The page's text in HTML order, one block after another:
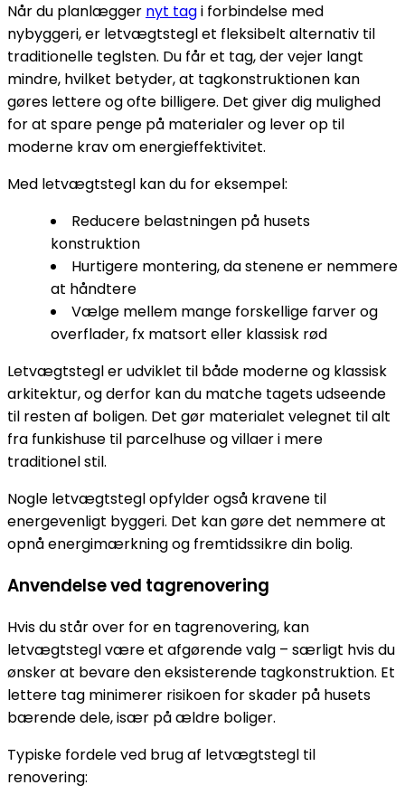
Når du planlægger nyt tagi forbindelse med
nybyggeri, er letvægtstegl et fleksibelt alternativ til
traditionelle teglsten. Du får et tag, der vejer langt
mindre, hvilket betyder, at tagkonstruktionen kan
gøres lettere og ofte billigere. Det giver dig mulighed
for at spare penge på materialer og lever op til
moderne krav om energieffektivitet.
Med letvægtstegl kan du for eksempel:
Reducere belastningen på husets
konstruktion
Hurtigere montering, da stenene er nemmere
at håndtere
Vælge mellem mange forskellige farver og
overflader, fx matsort eller klassisk rød
Letvægtstegl er udviklet til både moderne og klassisk
arkitektur, og derfor kan du matche tagets udseende
til resten af boligen. Det gør materialet velegnet til alt
fra funkishuse til parcelhuse og villaer i mere
traditionel stil.
Nogle letvægtstegl opfylder også kravene til
energevenligt byggeri. Det kan gøre det nemmere at
opnå energimærkning og fremtidssikre din bolig.
Anvendelse ved tagrenovering
Hvis du står over for en tagrenovering, kan
letvægtstegl være et afgørende valg – særligt hvis du
ønsker at bevare den eksisterende tagkonstruktion. Et
lettere tag minimerer risikoen for skader på husets
bærende dele, især på ældre boliger.
Typiske fordele ved brug af letvægtstegl til
renovering: